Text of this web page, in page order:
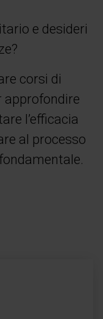
e desideri
corsi di
approfondire
l’efficacia
al processo